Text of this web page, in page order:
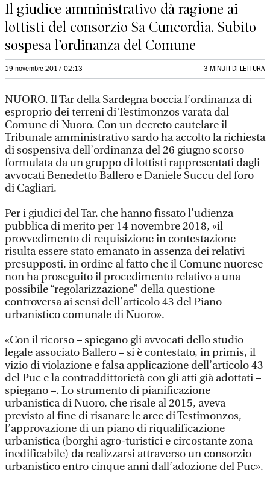
Il giudice amministrativo dà ragione ai
lottisti del consorzio Sa Cuncordia. Subito
sospesa l’ordinanza del Comune
19 novembre 2017 02:13 3 MINUTI DI LETTURA
NUORO. Il Tar della Sardegna boccia l’ordinanza di
esproprio dei terreni di Testimonzos varata dal
Comune di Nuoro. Con un decreto cautelare il
Tribunale amministrativo sardo ha accolto la richiesta
di sospensiva dell’ordinanza del 26 giugno scorso
formulata da un gruppo di lottisti rappresentati dagli
avvocati Benedetto Ballero e Daniele Succu del foro
di Cagliari.
Per i giudici del Tar, che hanno fissato l’udienza
pubblica di merito per 14 novembre 2018, «il
provvedimento di requisizione in contestazione
risulta essere stato emanato in assenza dei relativi
presupposti, in ordine al fatto che il Comune nuorese
non ha proseguito il procedimento relativo a una
possibile “regolarizzazione” della questione
controversa ai sensi dell’articolo 43 del Piano
urbanistico comunale di Nuoro».
«Con il ricorso – spiegano gli avvocati dello studio
legale associato Ballero – si è contestato, in primis, il
vizio di violazione e falsa applicazione dell’articolo 43
del Puc e la contraddittorietà con gli atti già adottati –
spiegano –. Lo strumento di pianificazione
urbanistica di Nuoro, che risale al 2015, aveva
previsto al fine di risanare le aree di Testimonzos,
l’approvazione di un piano di riqualificazione
urbanistica (borghi agro-turistici e circostante zona
inedificabile) da realizzarsi attraverso un consorzio
urbanistico entro cinque anni dall’adozione del Puc».